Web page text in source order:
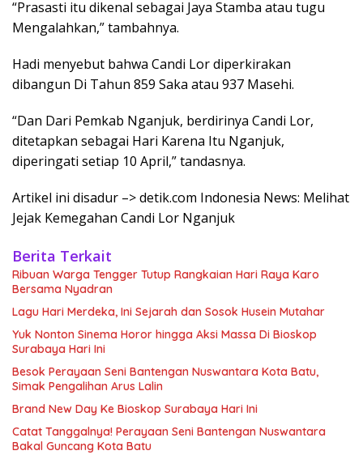
“Prasasti itu dikenal sebagai Jaya Stamba atau tugu
Mengalahkan,” tambahnya.
Hadi menyebut bahwa Candi Lor diperkirakan
dibangun Di Tahun 859 Saka atau 937 Masehi.
“Dan Dari Pemkab Nganjuk, berdirinya Candi Lor,
ditetapkan sebagai Hari Karena Itu Nganjuk,
diperingati setiap 10 April,” tandasnya.
Artikel ini disadur –> detik.com Indonesia News: Melihat
Jejak Kemegahan Candi Lor Nganjuk
Berita Terkait
Ribuan Warga Tengger Tutup Rangkaian Hari Raya Karo
Bersama Nyadran
Lagu Hari Merdeka, Ini Sejarah dan Sosok Husein Mutahar
Yuk Nonton Sinema Horor hingga Aksi Massa Di Bioskop
Surabaya Hari Ini
Besok Perayaan Seni Bantengan Nuswantara Kota Batu,
Simak Pengalihan Arus Lalin
Brand New Day Ke Bioskop Surabaya Hari Ini
Catat Tanggalnya! Perayaan Seni Bantengan Nuswantara
Bakal Guncang Kota Batu